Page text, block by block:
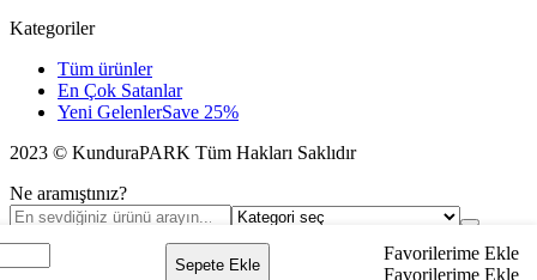
Sepete Ekle
Favorilerime Ekle
Favorilerime Ekle
Kategoriler
Tüm ürünler
En Çok Satanlar
Yeni GelenlerSave 25%
2023 © KunduraPARK Tüm Hakları Saklıdır
Ne aramıştınız?
Lütfen aramak istediğiniz kelimeyi yazıp "enter"a basınız.